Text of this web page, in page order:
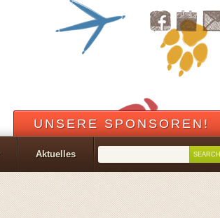
UNSERE SPONSOREN!
Aktuelles